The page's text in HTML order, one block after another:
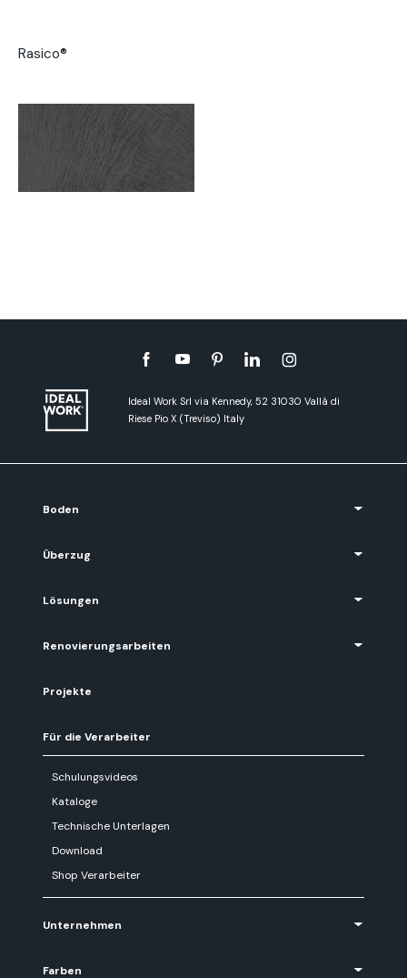
Rasico®
Ideal Work Srl via Kennedy, 52 31030 Vallà di
Riese Pio X (Treviso) Italy
Boden
Überzug
Lösungen
Renovierungsarbeiten
Projekte
Für die Verarbeiter
Schulungsvideos
Kataloge
Technische Unterlagen
Download
Shop Verarbeiter
Unternehmen
Farben